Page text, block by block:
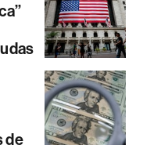
de